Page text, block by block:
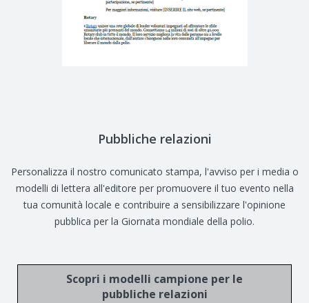
Pubbliche relazioni
Personalizza il nostro comunicato stampa, l'avviso per i media o
modelli di lettera all'editore per promuovere il tuo evento nella
tua comunità locale e contribuire a sensibilizzare l'opinione
pubblica per la Giornata mondiale della polio.
Scopri i modelli campione per le
pubbliche relazioni